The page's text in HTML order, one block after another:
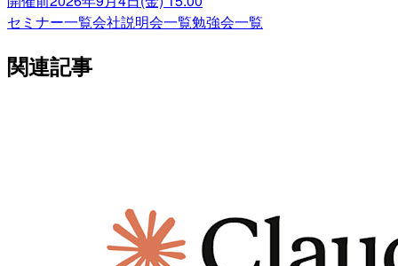
セミナー一覧会社説明会一覧勉強会一覧
関連記事